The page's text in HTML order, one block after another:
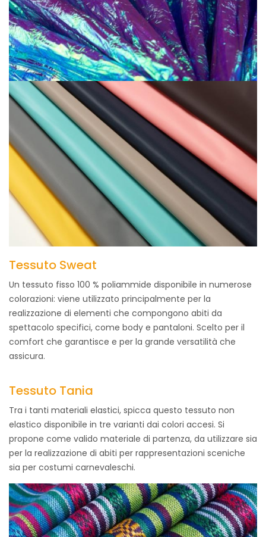
Tessuto Sweat
Un tessuto fisso 100 % poliammide disponibile in numerose
colorazioni: viene utilizzato principalmente per la
realizzazione di elementi che compongono abiti da
spettacolo specifici, come body e pantaloni. Scelto per il
comfort che garantisce e per la grande versatilità che
assicura.
Tessuto Tania
Tra i tanti materiali elastici, spicca questo tessuto non
elastico disponibile in tre varianti dai colori accesi. Si
propone come valido materiale di partenza, da utilizzare sia
per la realizzazione di abiti per rappresentazioni sceniche
sia per costumi carnevaleschi.